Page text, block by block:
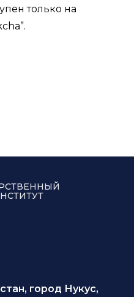
только на
”.
город Нукус,